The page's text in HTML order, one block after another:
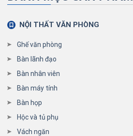
NỘI THẤT VĂN PHÒNG
Ghế văn phòng
Bàn lãnh đạo
Bàn nhân viên
Bàn máy tính
Bàn họp
Hộc và tủ phụ
Vách ngăn